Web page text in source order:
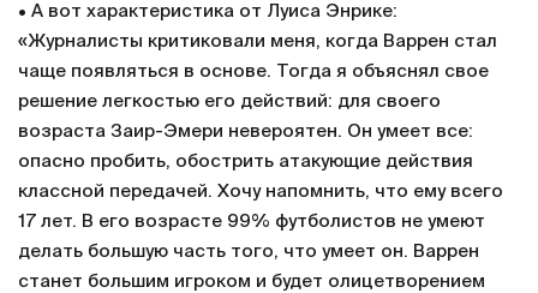
• А вот характеристика от Луиса Энрике:
«Журналисты критиковали меня, когда Варрен стал
чаще появляться в основе. Тогда я объяснял свое
решение легкостью его действий: для своего
возраста Заир-Эмери невероятен. Он умеет все:
опасно пробить, обострить атакующие действия
классной передачей. Хочу напомнить, что ему всего
17 лет. В его возрасте 99% футболистов не умеют
делать большую часть того, что умеет он. Варрен
станет большим игроком и будет олицетворением